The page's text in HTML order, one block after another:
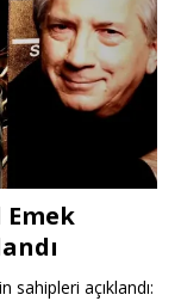
Emek
sahipleri açıklandı: